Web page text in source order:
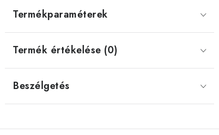
Termékparaméterek
Termék értékelése (0)
Beszélgetés